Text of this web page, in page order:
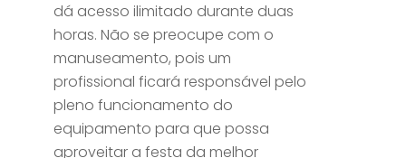
dá acesso ilimitado durante duas
horas. Não se preocupe com o
manuseamento, pois um
profissional ficará responsável pelo
pleno funcionamento do
equipamento para que possa
aproveitar a festa da melhor